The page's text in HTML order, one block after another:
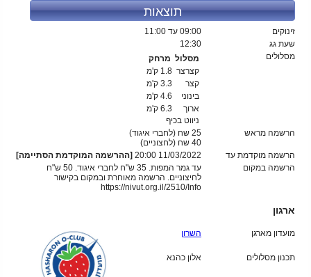
תוצאות
זינוקים 09:00 עד 11:00
שעת גג
12:30
מסלולים
מסלול מרחק
קצרצר 1.8 ק'מ
קצר
3.3 ק'מ
בינוני
4.6 ק'מ
ארוך
6.3 ק'מ
ניווט בכיף
הרשמה מראש
25 שח (לחברי איגוד)
40 שח (לחצוניים)
הרשמה מוקדמת עד
11/03/2022 20:00
[ההרשמה המוקדמת הסתיימה]
הרשמה במקום
עד גמר המפות. 35 ש"ח לחברי איגוד. 50 ש"ח
לחיצוניים. הרשמה מאוחרת ובמקום בקישור
https://nivut.org.il/2510/Info
ארגון
מועדון מארגן השרון
תכנון מסלולים אלון כהנא